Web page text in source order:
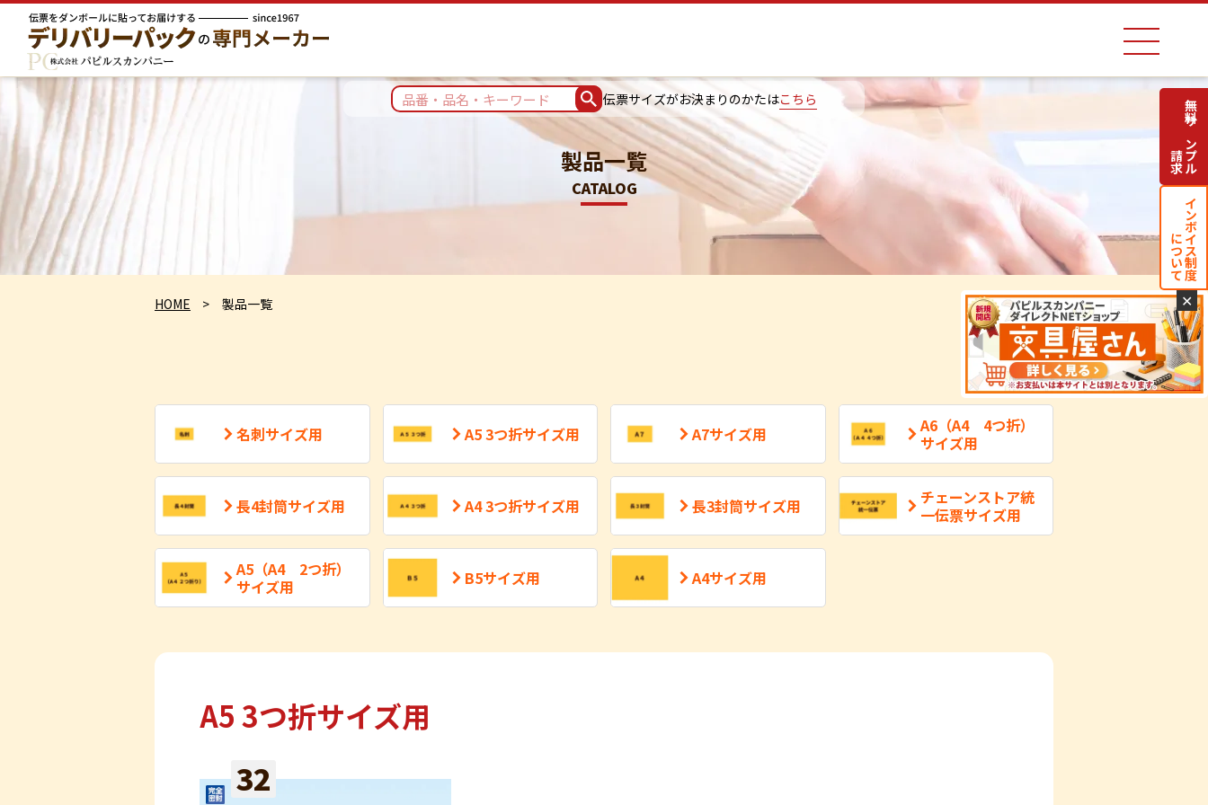
伝票サイズがお決まりのかたはこちら
製品一覧
CATALOG
HOME 製品一覧
名刺サイズ用 A5 3つ折サイズ用 A7サイズ用
A6（A4 4つ折）
サイズ用
長4封筒サイズ用 A4 3つ折サイズ用 長3封筒サイズ用
チェーンストア統
一伝票サイズ用
A5（A4 2つ折）
サイズ用
B5サイズ用 A4サイズ用
A5 3つ折サイズ用
32
無料サンプル
請求
インボイス制度
について
✕